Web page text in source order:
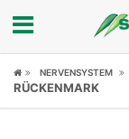
FokusNERVENSYSTEM
RÜCKENMARK